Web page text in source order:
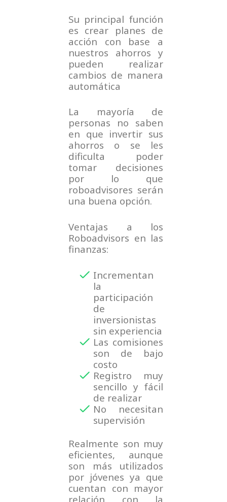
Su principal función
es crear planes de
acción con base a
nuestros ahorros y
pueden realizar
cambios de manera
automática
La mayoría de
personas no saben
en que invertir sus
ahorros o se les
dificulta poder
tomar decisiones
por lo que
roboadvisores serán
una buena opción.
Ventajas a los
Roboadvisors en las
finanzas:
Incrementan
la
participación
de
inversionistas
sin experiencia
Las comisiones
son de bajo
costo
Registro muy
sencillo y fácil
de realizar
No necesitan
supervisión
Realmente son muy
eficientes, aunque
son más utilizados
por jóvenes ya que
cuentan con mayor
relación con la